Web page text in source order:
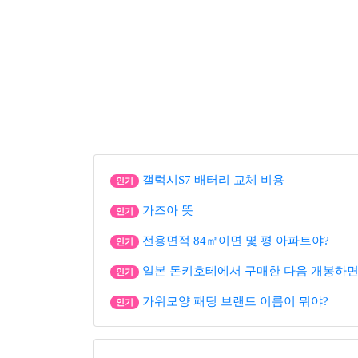
인기 갤럭시S7 배터리 교체 비용
인기 가즈아 뜻
인기 전용면적 84㎡이면 몇 평 아파트야?
인기 일본 돈키호테에서 구매한 다음 개봉하
인기 가위모양 패딩 브랜드 이름이 뭐야?